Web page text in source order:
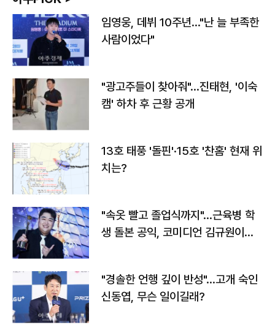
임영웅, 데뷔 10주년…"난 늘 부족한
사람이었다"
"광고주들이 찾아줘"…진태현, '이숙
캠' 하차 후 근황 공개
13호 태풍 '돌핀'·15호 '찬홈' 현재 위
치는?
"속옷 빨고 졸업식까지"…근육병 학
생 돌본 공익, 코미디언 김규원이었
"경솔한 언행 깊이 반성"…고개 숙인
신동엽, 무슨 일이길래?